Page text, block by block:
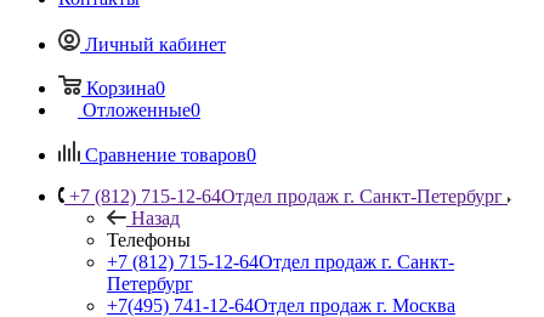
Личный кабинет
Корзина0
Отложенные0
Сравнение товаров0
+7 (812) 715-12-64Отдел продаж г. Санкт-Петербург
Назад
Телефоны
+7 (812) 715-12-64Отдел продаж г. Санкт-
Петербург
+7(495) 741-12-64Отдел продаж г. Москва